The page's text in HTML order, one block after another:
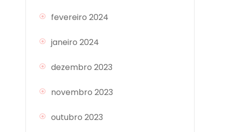
fevereiro 2024
janeiro 2024
dezembro 2023
novembro 2023
outubro 2023